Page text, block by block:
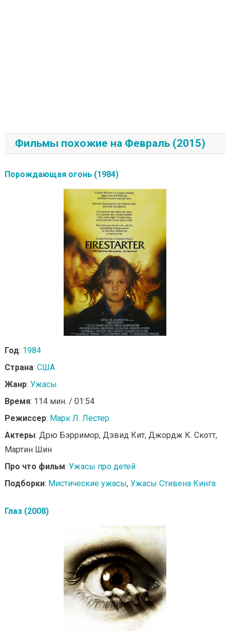
Фильмы похожие на Февраль (2015)
Порождающая огонь (1984)
Год: 1984
Страна: США
Жанр: Ужасы
Время: 114 мин. / 01:54
Режиссер: Марк Л. Лестер
Актеры: Дрю Бэрримор, Дэвид Кит, Джордж К. Скотт,
Мартин Шин
Про что фильм: Ужасы про детей
Подборки: Мистические ужасы, Ужасы Стивена Кинга
Глаз (2008)